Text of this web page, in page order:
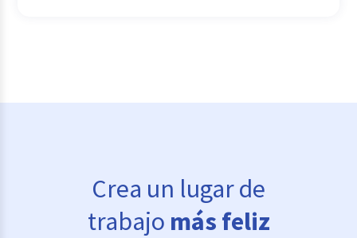
Crea un lugar de
trabajo más feliz